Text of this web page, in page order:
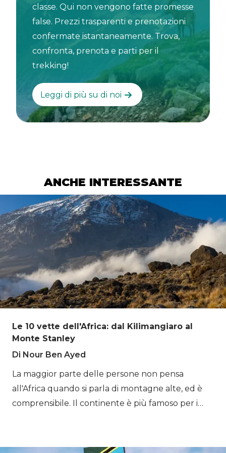
classe. Qui non vengono fatte promesse
false. Prezzi trasparenti e prenotazioni
confermate istantaneamente. Trova,
confronta, prenota e parti per il
trekking!
Leggi di più su di noi
ANCHE INTERESSANTE
Le 10 vette dell'Africa: dal Kilimangiaro al
Monte Stanley
Di Nour Ben Ayed
La maggior parte delle persone non pensa
all'Africa quando si parla di montagne alte, ed è
comprensibile. Il continente è più famoso per i
rapidamente quando si posa lo sguardo sul